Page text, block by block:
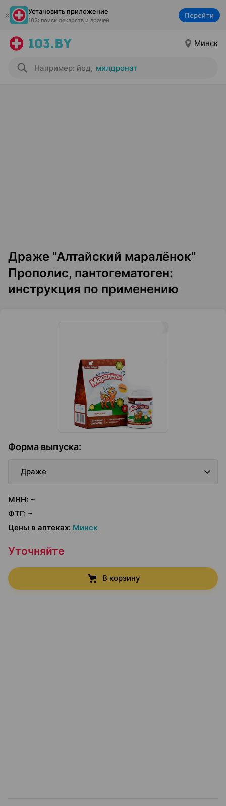
Установить приложение
103: поиск лекарств и врачей
Перейти
Минск
Например: йод, милдронат
Драже "Алтайский маралёнок"
Прополис, пантогематоген:
инструкция по применению
Форма выпуска:
Драже
МНН: ~
ФТГ: ~
Цены в аптеках: Минск
Уточняйте
В корзину